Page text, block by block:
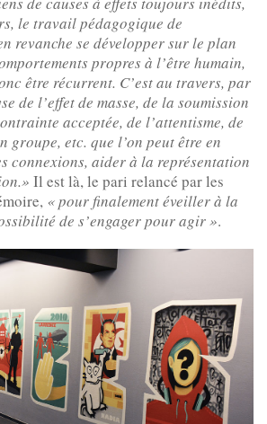
le travail pédagogique de
revanche se développer sur le plan
propres à l’être humain,
être récurrent. C’est au travers, par
de l’effet de masse, de la soumission
acceptée, de l’attentisme, de
groupe, etc. que l’on peut être en
connexions, aider à la représentation
Il est là, le pari relancé par les
« pour finalement éveiller à la
de s’engager pour agir ».